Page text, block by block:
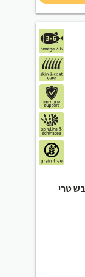
טרי